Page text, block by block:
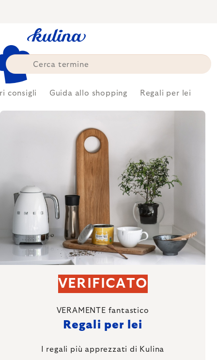
consigli Guida allo shopping Regali per lei
VERIFICATO
VERAMENTE fantastico
Regali per lei
I regali più apprezzati di Kulina